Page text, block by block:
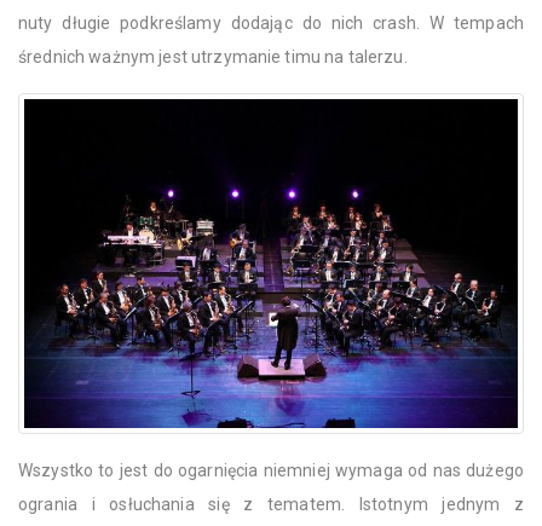
nuty długie podkreślamy dodając do nich crash. W tempach
średnich ważnym jest utrzymanie timu na talerzu.
Wszystko to jest do ogarnięcia niemniej wymaga od nas dużego
ogrania i osłuchania się z tematem. Istotnym jednym z